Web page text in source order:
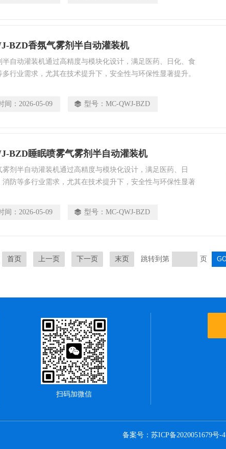
BZD香氛气雾剂半自动灌装机
半自动灌装机通过高精度与模块化设计，满足医药、日化、食
多行业需求，尤其在技术提升下，安全性与环保性显著提升。
间： 2026-05-09 型号： MC-QWJ-BZD
BZD睡眠喷雾气雾剂半自动灌装机
雾剂半自动灌装机通过高精度与模块化设计，满足医药、日
消防等多行业需求，尤其在技术提升下，安全性与环保性显著
间： 2026-05-09 型号： MC-QWJ-BZD
首页 上一页 下一页 末页 跳转到第 页
扫码加微信
备案号：苏ICP备2020051679号-4